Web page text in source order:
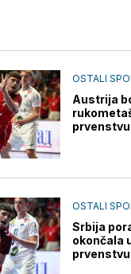
OSTALI
Austrija
prvenstvu
OSTALI
Srbija
okončala
prvenstvu